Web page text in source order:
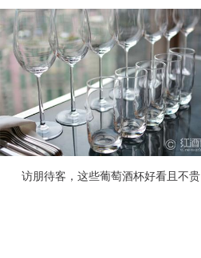
款小玩意
访朋待客，这些葡萄酒杯好看且不贵